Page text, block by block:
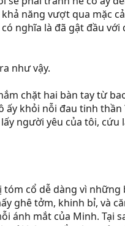
năng vượt qua mặc
nghĩa là đã gật đầu
như vậy.
chặt hai bàn tay từ
khỏi nỗi đau tinh
người yêu của tôi, cứu
cổ dễ dàng vì
ghê tởm, khinh bỉ, và
ánh mắt của Minh. Tại